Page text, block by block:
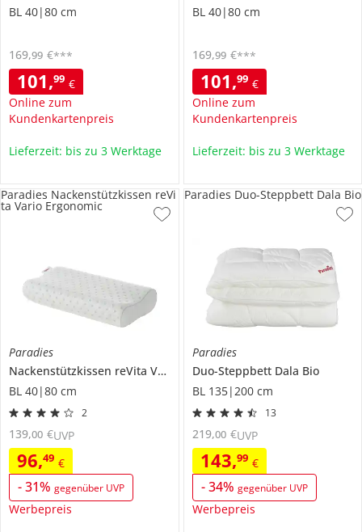
BL 40|80 cm
101,99 €
Online zum
Kundenkartenpreis
169,99 €***
Lieferzeit: bis zu 3 Werktage
BL 40|80 cm
101,99 €
Online zum
Kundenkartenpreis
169,99 €***
Lieferzeit: bis zu 3 Werktage
Paradies
Nackenstützkissen reVita Vario Ergonomic
BL 40|80 cm
2
96,49 €
-31% gegenüber UVP
Werbepreis
139,00 €UVP
Paradies Nackenstützkissen reVi
ta Vario Ergonomic
Paradies
Duo-Steppbett Dala Bio
BL 135|200 cm
13
143,99 €
-34% gegenüber UVP
Werbepreis
219,00 €UVP
Paradies Duo-Steppbett Dala Bio